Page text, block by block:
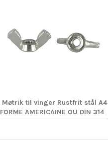
Møtrik til vinger Rustfrit stål A4
FORME AMERICAINE OU DIN 314